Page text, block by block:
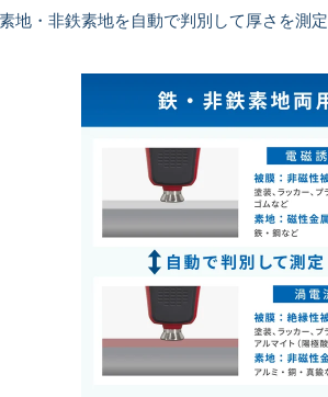
地・非鉄素地を自動で判別して厚さを測定